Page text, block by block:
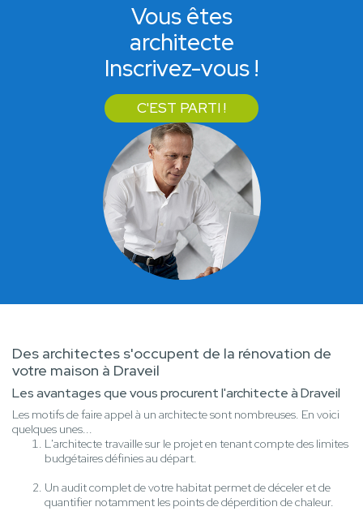
Vous êtes
architecte
Inscrivez-vous !
C'EST PARTI !
Des architectes s'occupent de la rénovation de
votre maison à Draveil
Les avantages que vous procurent l'architecte à Draveil
Les motifs de faire appel à un architecte sont nombreuses. En voici
quelques unes...
L'architecte travaille sur le projet en tenant compte des limites
budgétaires définies au départ.
Un audit complet de votre habitat permet de déceler et de
quantifier notamment les points de déperdition de chaleur.